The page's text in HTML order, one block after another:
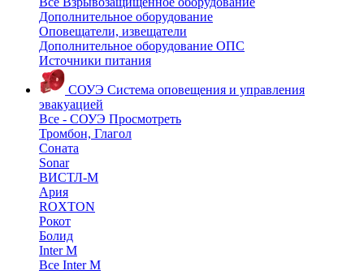
Дополнительное оборудование
Оповещатели, извещатели
Дополнительное оборудование ОПС
Источники питания
СОУЭ Система оповещения и управления
эвакуацией
Все - СОУЭ Просмотреть
Тромбон, Глагол
Соната
Sonar
ВИСТЛ-М
Ария
ROXTON
Рокот
Болид
Inter M
Все Inter M